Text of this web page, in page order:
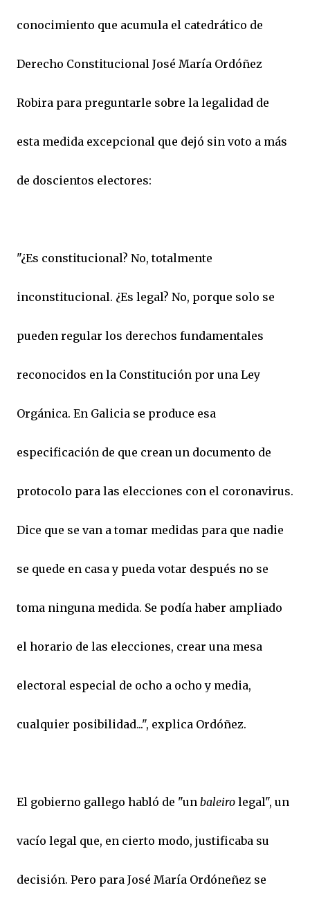
conocimiento que acumula el catedrático de
Derecho Constitucional José María Ordóñez
Robira para preguntarle sobre la legalidad de
esta medida excepcional que dejó sin voto a más
de doscientos electores:
"¿Es constitucional? No, totalmente
inconstitucional. ¿Es legal? No, porque solo se
pueden regular los derechos fundamentales
reconocidos en la Constitución por una Ley
Orgánica. En Galicia se produce esa
especificación de que crean un documento de
protocolo para las elecciones con el coronavirus.
Dice que se van a tomar medidas para que nadie
se quede en casa y pueda votar después no se
toma ninguna medida. Se podía haber ampliado
el horario de las elecciones, crear una mesa
electoral especial de ocho a ocho y media,
cualquier posibilidad...", explica Ordóñez.
El gobierno gallego habló de "un baleiro legal", un
vacío legal que, en cierto modo, justificaba su
decisión. Pero para José María Ordóneñez se